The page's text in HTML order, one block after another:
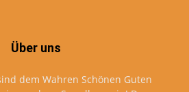
Über uns
dem Wahren Schönen Guten